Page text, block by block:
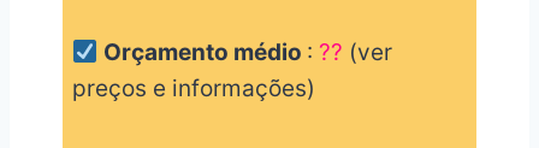
Orçamento médio : ?? (ver
preços e informações)